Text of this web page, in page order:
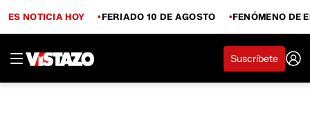
ES NOTICIA HOY FERIADO 10 DE AGOSTO FENÓMENO DE
Suscríbete